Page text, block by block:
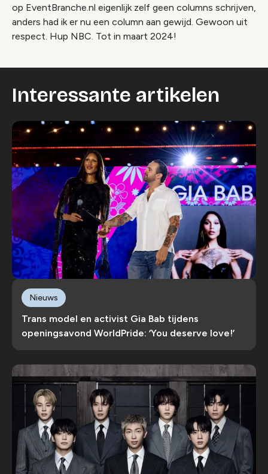
op EventBranche.nl eigenlijk zelf geen columns schrijven,
anders had ik er nu een column aan gewijd. Gewoon uit
respect. Hup NBC. Tot in maart 2024!
Interessante artikelen
Trans model en activist Gia Bab tijdens
openingsavond WorldPride: ‘You deserve love!’
Nieuws